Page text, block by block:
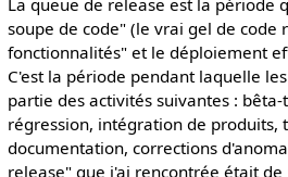
soupe de code" (le vrai gel de code
fonctionnalités" et le déploiement
C'est la période pendant laquelle
partie des activités suivantes : bêta-
régression, intégration de produits,
documentation, corrections
release" que j'ai rencontrée était de